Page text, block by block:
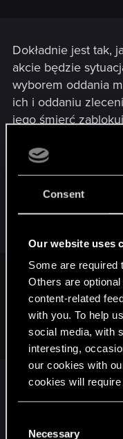
Consent
Our website uses
Some are required
Others are
content-related
with you. To help
social media, with
interesting,
our cookies with
cookies will
and tweak your
Necessary
Dokładnie jest tak,
akcie będzie
wyborem oddania
ich i oddaniu
jego śmierć
dialogi. Z tym, że
sugerując się tym,
odpowiednie niż
weusd;n9892231 said:
2. Zadanie
pamiętam tutaj wątek z
większą przyjaźń.
Pamiętaj, że przy